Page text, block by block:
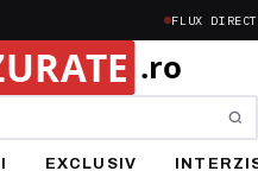
FLUX DIRECT
EXCLUSIV